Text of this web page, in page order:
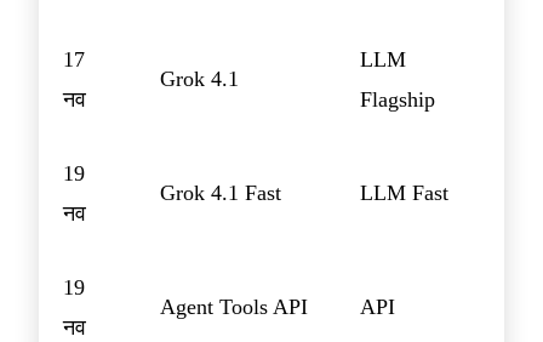
17
नव
Grok 4.1
LLM
Flagship
19
नव
Grok 4.1 Fast LLM Fast
19
नव
Agent Tools API API